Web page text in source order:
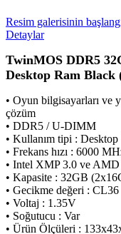
Resim galerisinin
Detaylar
TwinMOS DDR5
Desktop Ram Black
• Oyun bilgisayarları ve
çözüm
• DDR5 / U-DIMM
• Kullanım tipi : Desktop
• Frekans hızı : 6000
• Intel XMP 3.0 ve
• Kapasite : 32GB
• Gecikme değeri : CL36
• Voltaj : 1.35V
• Soğutucu : Var
• Ürün Ölçüleri :